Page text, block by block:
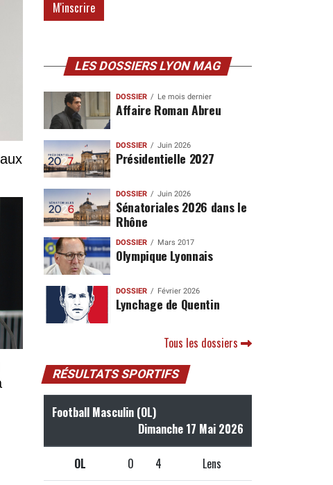
LES DOSSIERS LYON MAG
DOSSIER Le mois dernier
Affaire Roman Abreu
DOSSIER Juin 2026
Présidentielle 2027
DOSSIER Juin 2026
Sénatoriales 2026 dans le
Rhône
DOSSIER Mars 2017
Olympique Lyonnais
DOSSIER Février 2026
Lynchage de Quentin
Tous les dossiers
RÉSULTATS SPORTIFS
Football Masculin (OL)
Dimanche 17 Mai 2026
OL 0 4 Lens